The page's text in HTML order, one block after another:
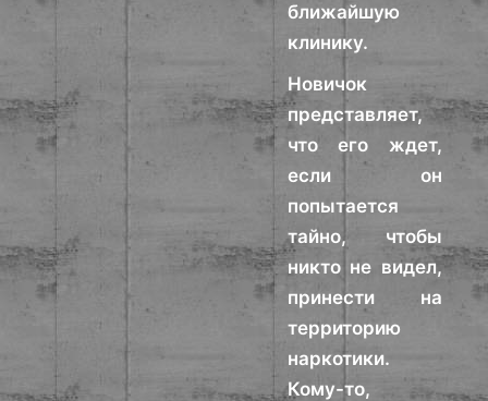
ближайшую
клинику.
Новичок
представляет,
что его ждет,
если он
попытается
тайно, чтобы
никто не видел,
принести на
территорию
наркотики.
Кому-то,